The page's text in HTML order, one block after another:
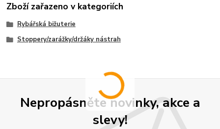
Zboží zařazeno v kategoriích
Rybářská bižuterie
Stoppery/zarážky/držáky nástrah
Nepropásněte novinky, akce a
slevy!